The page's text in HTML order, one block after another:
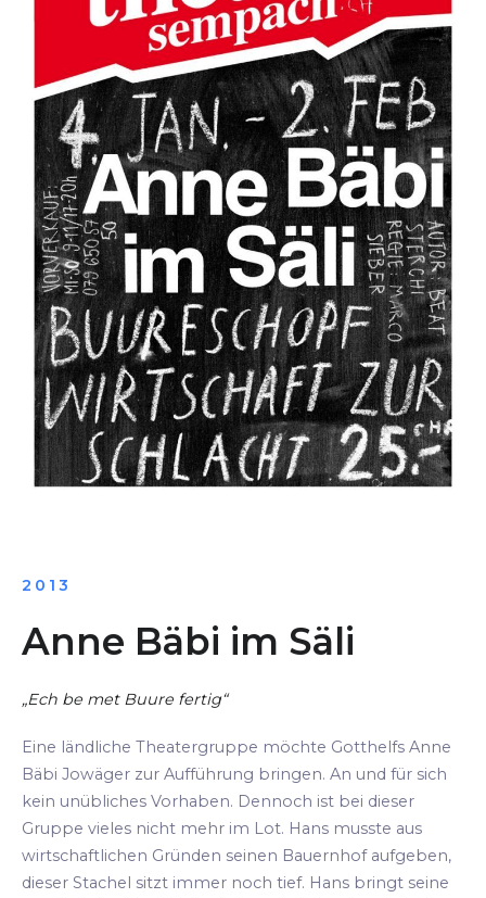
2013
Anne Bäbi im Säli
„Ech be met Buure fertig“
Eine ländliche Theatergruppe möchte Gotthelfs Anne
Bäbi Jowäger zur Aufführung bringen. An und für sich
kein unübliches Vorhaben. Dennoch ist bei dieser
Gruppe vieles nicht mehr im Lot. Hans musste aus
wirtschaftlichen Gründen seinen Bauernhof aufgeben,
dieser Stachel sitzt immer noch tief. Hans bringt seine